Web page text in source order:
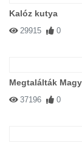
Kalóz kutya
29915 0
Megtalálták
37196 0